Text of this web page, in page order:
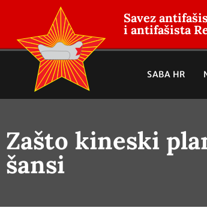
Savez
i antifašista
SABA HR
Zašto kineski
šansi